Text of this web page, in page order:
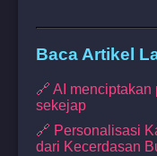
Baca Artikel
🔗 AI
sekejap
🔗 Personalisasi
dari Kecerdasan